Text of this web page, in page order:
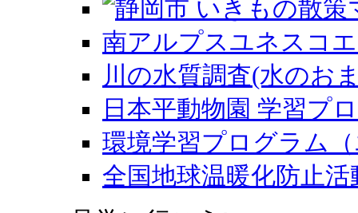
南アルプスユネスコ
川の水質調査(水のお
日本平動物園 学習プ
環境学習プログラム
全国地球温暖化防止